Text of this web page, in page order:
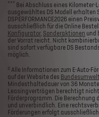
*** Bei Abschluss eines
ausgewähltes DS Modell erhalten
DSPERFORMANCE2026 einen
ausschließlich für die Online
Konfigurator, Sonderaktionen und
der Vorrat reicht. Nicht
sind sofort verfügbare DS
möglich.
c Alle Informationen zum E-Auto-
auf der Website des
Mindesthaltedauer von 36
Leasingverträgen berechtigt nicht
Förderprogramm. Die
und unverbindlich. Eine
Förderungen erfolgt